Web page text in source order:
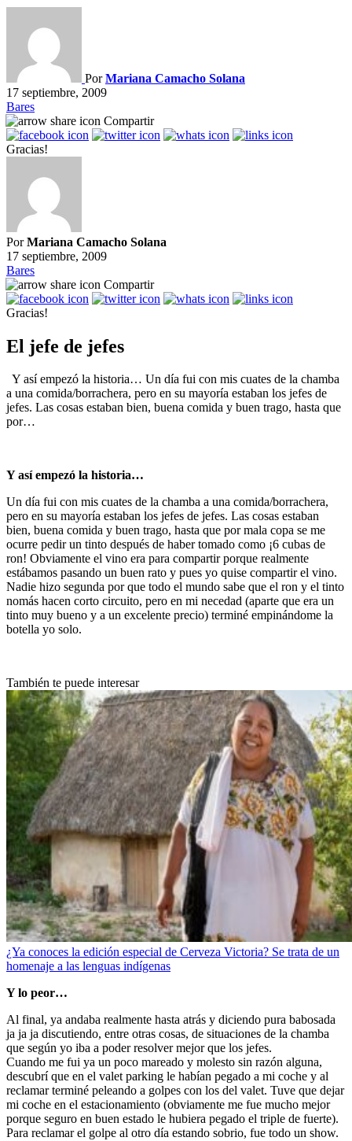
PorMariana Camacho Solana
17 septiembre, 2009
Bares
Compartir
Gracias!
PorMariana Camacho Solana
17 septiembre, 2009
Bares
Compartir
Gracias!
El jefe de jefes
Y así empezó la historia… Un día fui con mis cuates de la chamba
a una comida/borrachera, pero en su mayoría estaban los jefes de
jefes. Las cosas estaban bien, buena comida y buen trago, hasta que
por…
Y así empezó la historia…
Un día fui con mis cuates de la chamba a una comida/borrachera,
pero en su mayoría estaban los jefes de jefes. Las cosas estaban
bien, buena comida y buen trago, hasta que por mala copa se me
ocurre pedir un tinto después de haber tomado como ¡6 cubas de
ron! Obviamente el vino era para compartir porque realmente
estábamos pasando un buen rato y pues yo quise compartir el vino.
Nadie hizo segunda por que todo el mundo sabe que el ron y el tinto
nomás hacen corto circuito, pero en mi necedad (aparte que era un
tinto muy bueno y a un excelente precio) terminé empinándome la
botella yo solo.
También te puede interesar
¿Ya conoces la edición especial de Cerveza Victoria? Se trata de un
homenaje a las lenguas indígenas
Y lo peor…
Al final, ya andaba realmente hasta atrás y diciendo pura babosada
ja ja ja discutiendo, entre otras cosas, de situaciones de la chamba
que según yo iba a poder resolver mejor que los jefes.
Cuando me fui ya un poco mareado y molesto sin razón alguna,
descubrí que en el valet parking le habían pegado a mi coche y al
reclamar terminé peleando a golpes con los del valet. Tuve que dejar
mi coche en el estacionamiento (obviamente me fue mucho mejor
porque seguro en buen estado le hubiera pegado el triple de fuerte).
Para reclamar el golpe al otro día estando sobrio, fue todo un show.